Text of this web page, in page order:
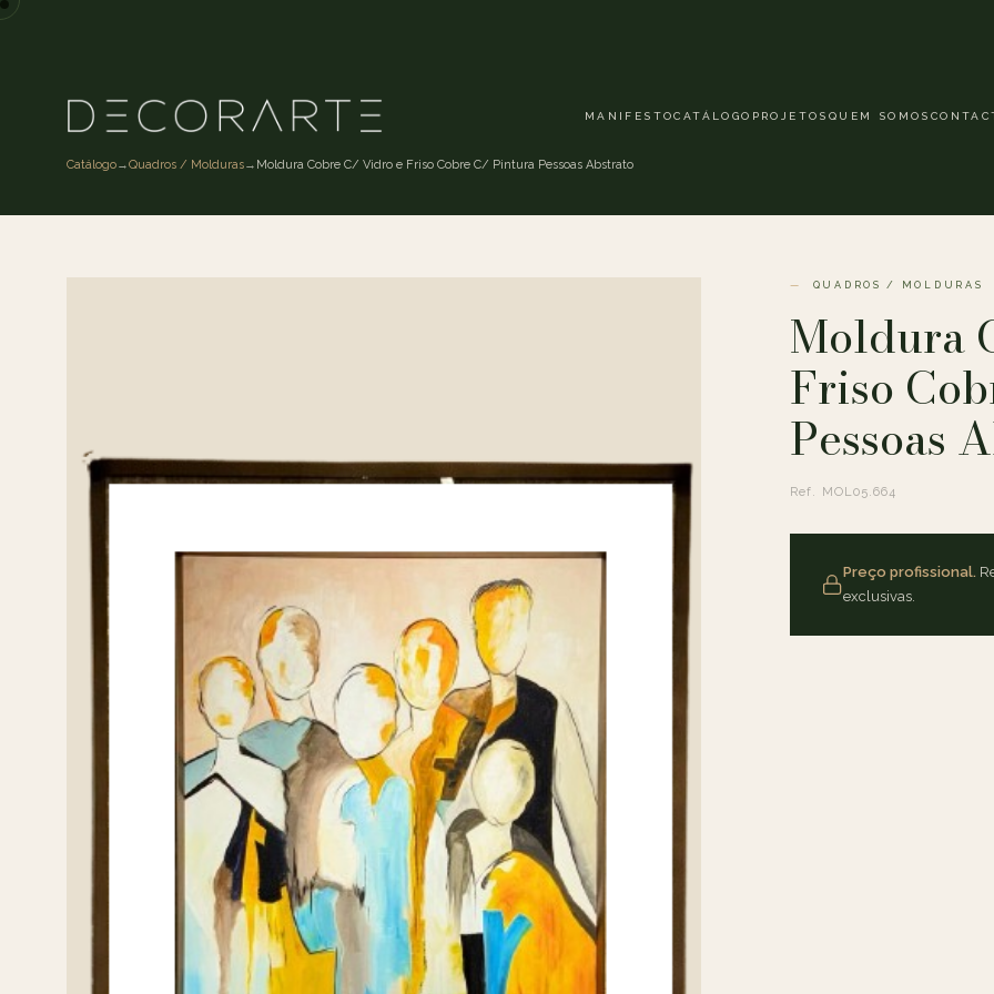
MANIFESTOCATÁLOGO PROJETOS QUEM SOMOS
Catálogo→Quadros / Molduras→ Moldura Cobre C/ Vidro e Friso Cobre C/ Pintura Pessoas Abstrato
QUADROS / MOLDURAS
Moldura
Friso
Pessoas
Ref. MOL05.664
Preço profissional.
exclusivas.